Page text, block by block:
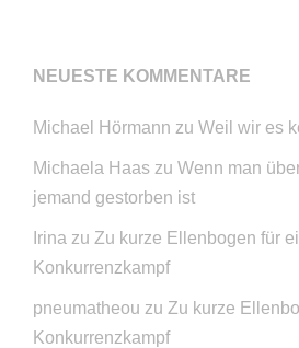
NEUESTE KOMMENTARE
Michael Hörmann zu Weil wir es
Michaela Haas zu Wenn man
jemand gestorben ist
Irina zu Zu kurze Ellenbogen für
Konkurrenzkampf
pneumatheou zu Zu kurze
Konkurrenzkampf